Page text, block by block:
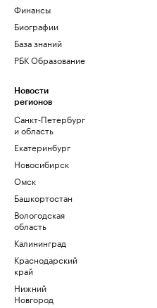
Финансы
Биографии
База знаний
РБК Образование
Новости
регионов
Санкт-Петербург
и область
Екатеринбург
Новосибирск
Омск
Башкортостан
Вологодская
область
Калининград
Краснодарский
край
Нижний
Новгород